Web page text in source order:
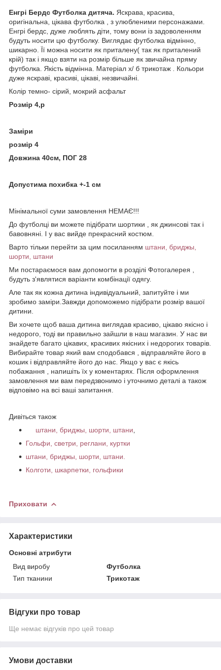
Енгрі Бердс Футболка дитяча. Яскрава, красива,
оригінальна, цікава футболка , з улюбленими персонажами.
Енгрі бердс, дуже люблять діти, тому вони із задоволенням
будуть носити цю футболку. Виглядає футболка відмінно,
шикарно. Її можна носити як приталену( так як приталений
крій) так і якщо взяти на розмір більше як звичайна пряму
футболка. Якість відмінна. Матеріал х/ б трикотаж . Кольори
дуже яскраві, красиві, цікаві, незвичайні.
Колір темно- сірий, мокрий асфальт
Розмір 4,р
Заміри
розмір 4
Довжина 40см, ПОГ 28
Допустима похибка +-1 см
Мінімальної суми замовлення НЕМАЄ!!!
До футболці ви можете підібрати шортики , як джинсові так і
бавовняні. І у вас вийде прекрасний костюм.
Варто тільки перейти за цим посиланням штани, бриджы,
шорти, штани
Ми постараємося вам допомогти в розділі Фотогалерея ,
будуть з'являтися варіанти комбінації одягу.
Але так як кожна дитина індивідуальний, запитуйте і ми
зробимо заміри.Завжди допоможемо підібрати розмір вашої
дитини.
Ви хочете щоб ваша дитина виглядав красиво, цікаво якісно і
недорого, тоді ви правильно зайшли в наш магазин. У нас ви
знайдете багато цікавих, красивих якісних і недорогих товарів.
Вибирайте товар який вам сподобався , відправляйте його в
кошик і відправляйте його до нас. Якщо у вас є якісь
побажання , напишіть їх у коментарях. Після оформлення
замовлення ми вам передзвонимо і уточнимо деталі а також
відповімо на всі ваші запитання.
Дивіться також
штани, бриджы, шорти, штани
Гольфи, светри, реглани, куртки
штани, бриджы, шорти, штани.
Колготи, шкарпетки, гольфики
Приховати
Характеристики
Основні атрибути
Вид виробу
Футболка
Тип тканини
Трикотаж
Відгуки про товар
Ще немає відгуків про цей товар
Умови доставки